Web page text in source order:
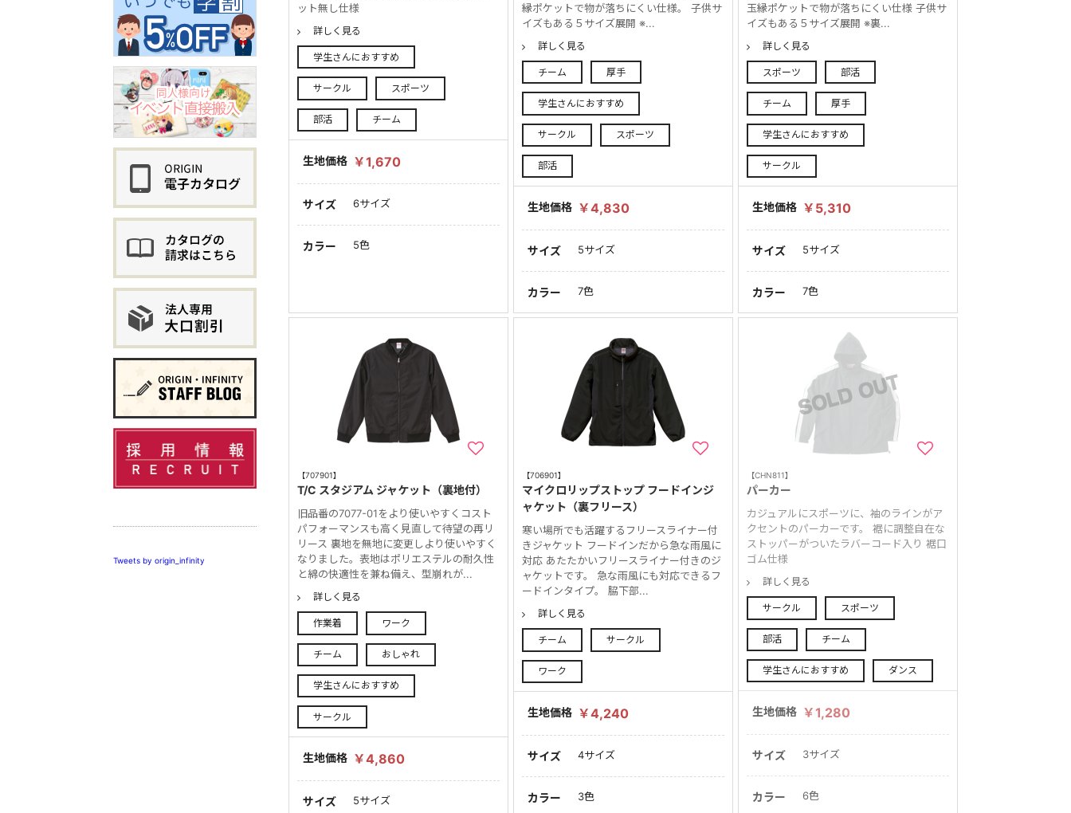
ット無し仕様
詳しく見る
学生さんにおすすめ
サークル スポーツ
部活 チーム
生地価格 ￥1,670
サイズ 6サイズ
カラー 5色
縁ポケットで物が落ちにくい仕様。 子供サ
イズもある５サイズ展開 ※...
詳しく見る
チーム 厚手
学生さんにおすすめ
サークル スポーツ
部活
生地価格 ￥4,830
サイズ 5サイズ
カラー 7色
玉縁ポケットで物が落ちにくい仕様 子供サ
イズもある５サイズ展開 ※裏...
詳しく見る
スポーツ 部活
チーム 厚手
学生さんにおすすめ
サークル
生地価格 ￥5,310
サイズ 5サイズ
カラー 7色
【707901】
T/C スタジアム ジャケット（裏地付）
旧品番の7077-01をより使いやすくコスト
パフォーマンスも高く見直して待望の再リ
リース 裏地を無地に変更しより使いやすく
なりました。表地はポリエステルの耐久性
と綿の快適性を兼ね備え、型崩れが...
詳しく見る
作業着 ワーク
チーム おしゃれ
学生さんにおすすめ
サークル
生地価格 ￥4,860
サイズ 5サイズ
【706901】
マイクロリップストップ フードインジ
ャケット（裏フリース）
寒い場所でも活躍するフリースライナー付
きジャケット フードインだから急な雨風に
対応 あたたかいフリースライナー付きのジ
ャケットです。 急な雨風にも対応できるフ
ードインタイプ。 脇下部...
詳しく見る
チーム サークル
ワーク
生地価格 ￥4,240
サイズ 4サイズ
カラー 3色
【CHN811】
パーカー
カジュアルにスポーツに、袖のラインがア
クセントのパーカーです。 裾に調整自在な
ストッパーがついたラバーコード入り 裾口
ゴム仕様
詳しく見る
サークル スポーツ
部活 チーム
学生さんにおすすめ ダンス
生地価格 ￥1,280
サイズ 3サイズ
カラー 6色
Tweets by origin_infinity